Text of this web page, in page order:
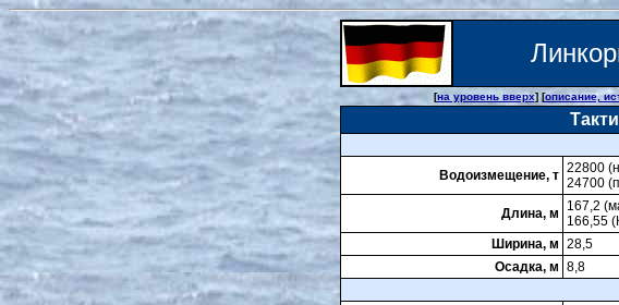
[на уровень вверх] [описание,
Водоизмещение, т 22800
24700
Длина, м
167,2
166,55
Ширина, м 28,5
Осадка, м 8,8